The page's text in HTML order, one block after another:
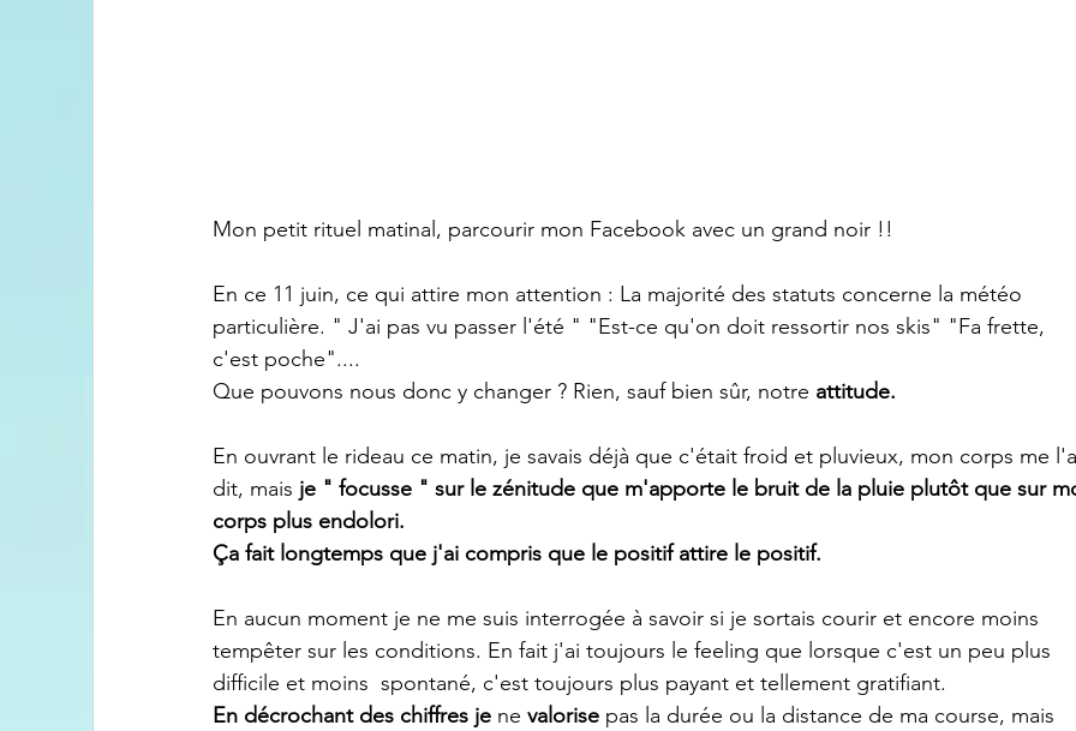
Mon petit rituel matinal, parcourir mon Facebook avec un grand noir !!
En ce 11 juin, ce qui attire mon attention : La majorité des statuts concerne la météo
particulière. " J'ai pas vu passer l'été " "Est-ce qu'on doit ressortir nos skis" "Fa frette,
c'est poche"....
Que pouvons nous donc y changer ? Rien, sauf bien sûr, notre attitude.
En ouvrant le rideau ce matin, je savais déjà que c'était froid et pluvieux, mon corps me
dit, mais je " focusse " sur le zénitude que m'apporte le bruit de la pluie plutôt que sur
corps plus endolori.
Ça fait longtemps que j'ai compris que le positif attire le positif.
En aucun moment je ne me suis interrogée à savoir si je sortais courir et encore moins
tempêter sur les conditions. En fait j'ai toujours le feeling que lorsque c'est un peu plus
difficile et moins  spontané, c'est toujours plus payant et tellement gratifiant.
En décrochant des chiffres je ne valorise pas la durée ou la distance de ma course, mais